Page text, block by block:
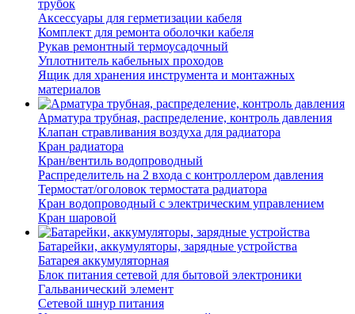
трубок
Аксессуары для герметизации кабеля
Комплект для ремонта оболочки кабеля
Рукав ремонтный термоусадочный
Уплотнитель кабельных проходов
Ящик для хранения инструмента и монтажных
материалов
Арматура трубная, распределение, контроль давления
Клапан стравливания воздуха для радиатора
Кран радиатора
Кран/вентиль водопроводный
Распределитель на 2 входа с контроллером давления
Термостат/оголовок термостата радиатора
Кран водопроводный с электрическим управлением
Кран шаровой
Батарейки, аккумуляторы, зарядные устройства
Батарея аккумуляторная
Блок питания сетевой для бытовой электроники
Гальванический элемент
Сетевой шнур питания